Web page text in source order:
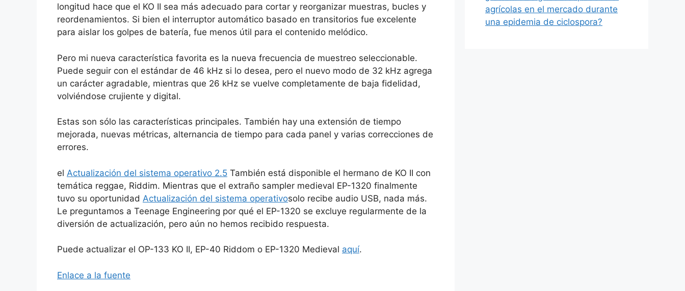
longitud hace que el KO II sea más adecuado para cortar y reorganizar muestras, bucles y
reordenamientos. Si bien el interruptor automático basado en transitorios fue excelente
para aislar los golpes de batería, fue menos útil para el contenido melódico.
Pero mi nueva característica favorita es la nueva frecuencia de muestreo seleccionable.
Puede seguir con el estándar de 46 kHz si lo desea, pero el nuevo modo de 32 kHz agrega
un carácter agradable, mientras que 26 kHz se vuelve completamente de baja fidelidad,
volviéndose crujiente y digital.
Estas son sólo las características principales. También hay una extensión de tiempo
mejorada, nuevas métricas, alternancia de tiempo para cada panel y varias correcciones de
errores.
el Actualización del sistema operativo 2.5 También está disponible el hermano de KO II con
temática reggae, Riddim. Mientras que el extraño sampler medieval EP-1320 finalmente
tuvo su oportunidad Actualización del sistema operativosolo recibe audio USB, nada más.
Le preguntamos a Teenage Engineering por qué el EP-1320 se excluye regularmente de la
diversión de actualización, pero aún no hemos recibido respuesta.
Puede actualizar el OP-133 KO II, EP-40 Riddom o EP-1320 Medieval aquí.
Enlace a la fuente
agrícolas en el mercado durante
una epidemia de ciclospora?